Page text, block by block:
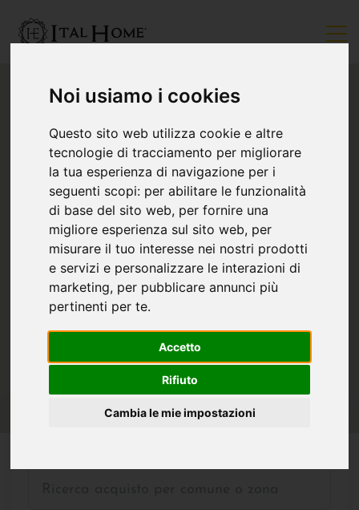
Noi usiamo i cookies
Questo sito web utilizza cookie e altre
tecnologie di tracciamento per migliorare
la tua esperienza di navigazione per i
seguenti scopi: per abilitare le funzionalità
di base del sito web, per fornire una
migliore esperienza sul sito web, per
misurare il tuo interesse nei nostri prodotti
e servizi e personalizzare le interazioni di
marketing, per pubblicare annunci più
pertinenti per te.
Accetto
Rifiuto
Cambia le mie impostazioni